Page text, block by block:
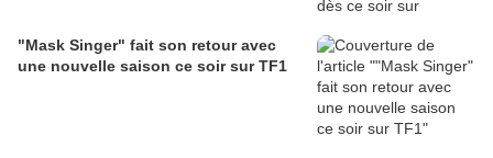
"Mask Singer" fait son retour avec
une nouvelle saison ce soir sur TF1